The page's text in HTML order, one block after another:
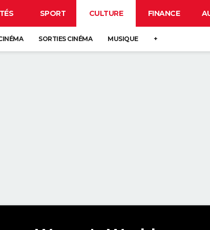
SPORT CULTURE FINANCE
SORTIES CINÉMA MUSIQUE +